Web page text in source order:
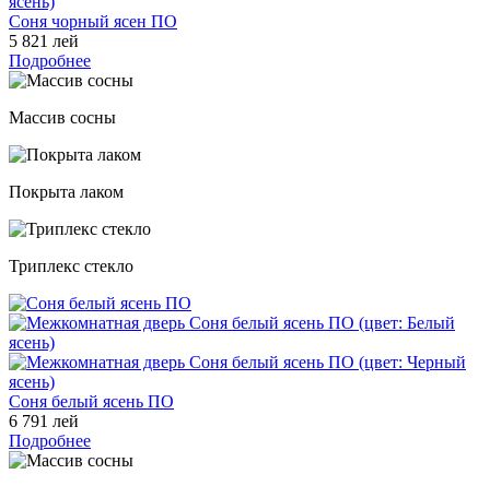
Соня чорный ясен ПО
5 821 лей
Подробнее
Массив сосны
Покрыта лаком
Триплекс стекло
Соня белый ясень ПО
6 791 лей
Подробнее